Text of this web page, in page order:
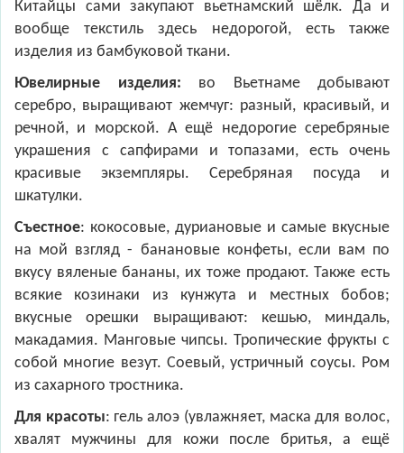
Китайцы сами закупают вьетнамский шёлк. Да и
вообще текстиль здесь недорогой, есть также
изделия из бамбуковой ткани.
Ювелирные изделия: во Вьетнаме добывают
серебро, выращивают жемчуг: разный, красивый, и
речной, и морской. А ещё недорогие серебряные
украшения с сапфирами и топазами, есть очень
красивые экземпляры. Серебряная посуда и
шкатулки.
Съестное: кокосовые, дуриановые и самые вкусные
на мой взгляд - банановые конфеты, если вам по
вкусу вяленые бананы, их тоже продают. Также есть
всякие козинаки из кунжута и местных бобов;
вкусные орешки выращивают: кешью, миндаль,
макадамия. Манговые чипсы. Тропические фрукты с
собой многие везут. Соевый, устричный соусы. Ром
из сахарного тростника.
Для красоты: гель алоэ (увлажняет, маска для волос,
хвалят мужчины для кожи после бритья, а ещё